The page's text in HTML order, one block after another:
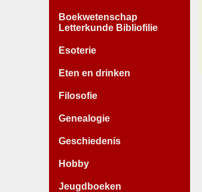
Boekwetenschap
Letterkunde Bibliofilie
Esoterie
Eten en drinken
Filosofie
Genealogie
Geschiedenis
Hobby
Jeugdboeken